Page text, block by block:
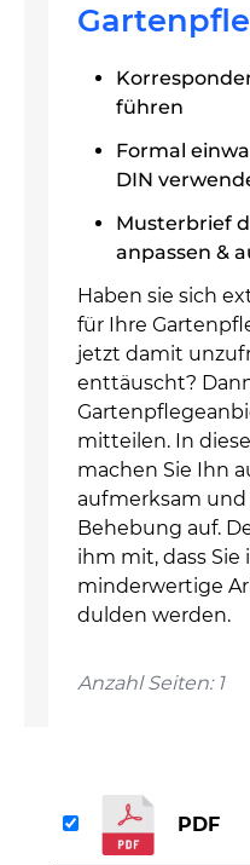
führen
Formal
DIN
Musterbrief
anpassen &
Haben sie sich
für Ihre
jetzt damit
enttäuscht?
mitteilen. In
machen Sie Ihn
aufmerksam
Behebung auf.
ihm mit, dass
minderwertige
dulden werden.
Anzahl Seiten: 1
PDF